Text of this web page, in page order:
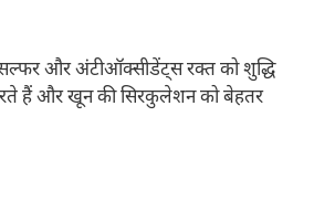
और अंटीऑक्सीडेंट्स रक्त को शुद्धि
हैं और खून की सिरकुलेशन को बेहतर